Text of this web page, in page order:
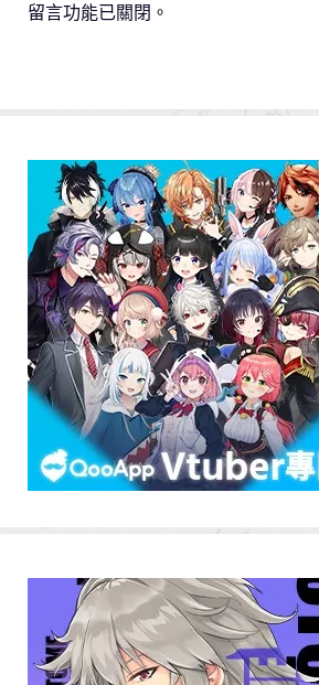
留言功能已關閉。